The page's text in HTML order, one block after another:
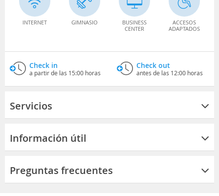
INTERNET GIMNASIO
BUSINESS
CENTER
ACCESOS
ADAPTADOS
Check in
a partir de las 15:00 horas
Check out
antes de las 12:00 horas
Servicios
Información útil
Preguntas frecuentes